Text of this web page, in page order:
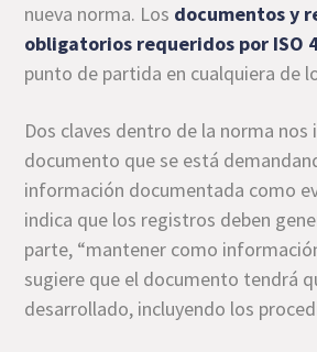
nueva norma. Los documentos y
obligatorios requeridos por ISO
punto de partida en cualquiera de
Dos claves dentro de la norma
documento que se está
información documentada como
indica que los registros deben
parte, “mantener como
sugiere que el documento tendrá
desarrollado, incluyendo los